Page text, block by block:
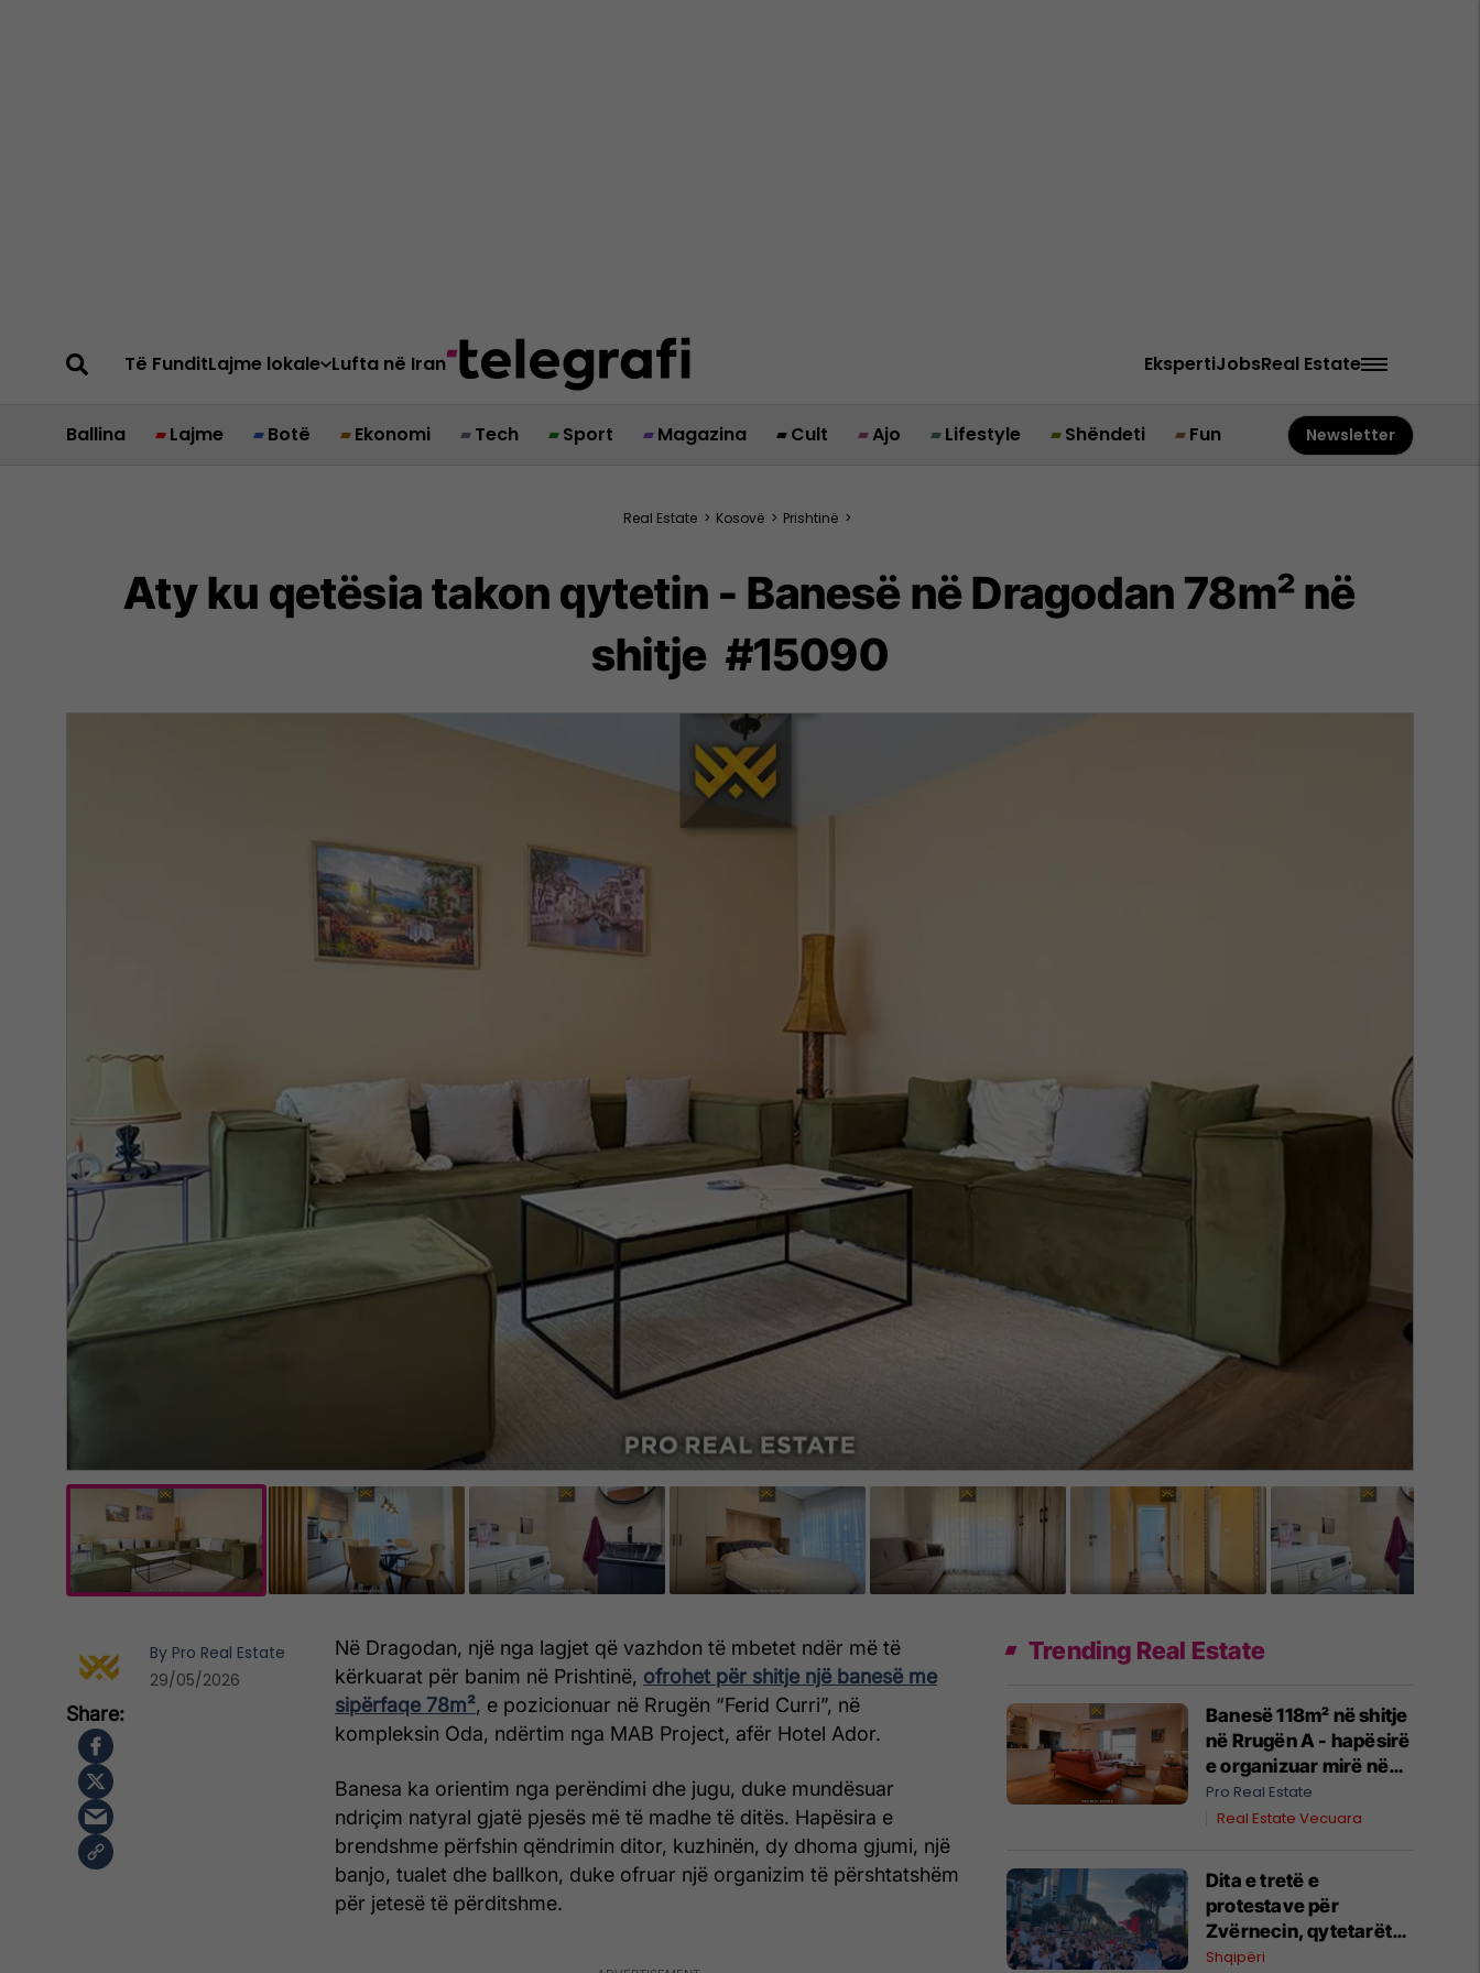
Të FunditLajme lokale Lufta në Iran EkspertiJobsReal Estate
Ballina Lajme Botë Ekonomi Tech Sport Magazina Cult Ajo Lifestyle Shëndeti Fun Newsletter
Real Estate > Kosovë > Prishtinë >
Aty ku qetësia takon qytetin - Banesë në Dragodan 78m² në
shitje #15090
Në Dragodan, një nga lagjet që vazhdon të mbetet ndër më të
kërkuarat për banim në Prishtinë, ofrohet për shitje një banesë me
sipërfaqe 78m², e pozicionuar në Rrugën “Ferid Curri”, në
kompleksin Oda, ndërtim nga MAB Project, afër Hotel Ador.
Banesa ka orientim nga perëndimi dhe jugu, duke mundësuar
ndriçim natyral gjatë pjesës më të madhe të ditës. Hapësira e
brendshme përfshin qëndrimin ditor, kuzhinën, dy dhoma gjumi, një
banjo, tualet dhe ballkon, duke ofruar një organizim të përshtatshëm
për jetesë të përditshme.
By Pro Real Estate
29/05/2026
Trending Real Estate
Banesë 118m² në shitje
në Rrugën A - hapësirë
e organizuar mirë në
një zonë në zhvillim
#14758
Pro Real Estate
Real Estate Vecuara
Dita e tretë e
protestave për
Zvërnecin, qytetarët
kërkojnë anulimin e
Shqipëri